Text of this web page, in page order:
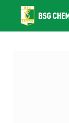
main